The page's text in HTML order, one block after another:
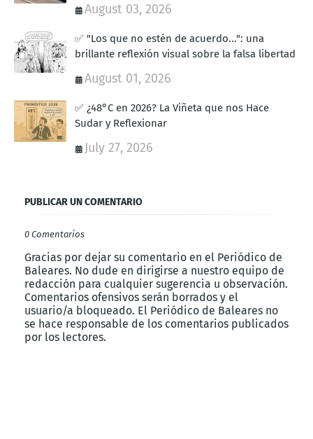
August 03, 2026
✅ "Los que no estén de acuerdo...": una
brillante reflexión visual sobre la falsa libertad
August 01, 2026
✅ ¿48°C en 2026? La Viñeta que nos Hace
Sudar y Reflexionar
July 27, 2026
PUBLICAR UN COMENTARIO
0 Comentarios
Gracias por dejar su comentario en el Periódico de
Baleares. No dude en dirigirse a nuestro equipo de
redacción para cualquier sugerencia u observación.
Comentarios ofensivos serán borrados y el
usuario/a bloqueado. El Periódico de Baleares no
se hace responsable de los comentarios publicados
por los lectores.